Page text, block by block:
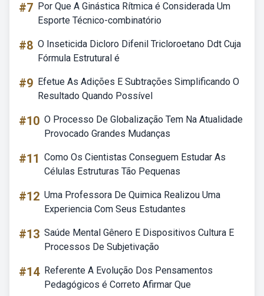
#7 Por Que A Ginástica Rítmica é Considerada Um
Esporte Técnico-combinatório
#8 O Inseticida Dicloro Difenil Tricloroetano Ddt Cuja
Fórmula Estrutural é
#9 Efetue As Adições E Subtrações Simplificando O
Resultado Quando Possível
#10 O Processo De Globalização Tem Na Atualidade
Provocado Grandes Mudanças
#11 Como Os Cientistas Conseguem Estudar As
Células Estruturas Tão Pequenas
#12 Uma Professora De Quimica Realizou Uma
Experiencia Com Seus Estudantes
#13 Saúde Mental Gênero E Dispositivos Cultura E
Processos De Subjetivação
#14 Referente A Evolução Dos Pensamentos
Pedagógicos é Correto Afirmar Que